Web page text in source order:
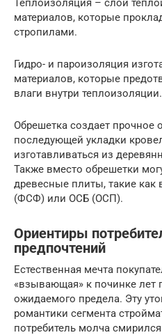
Теплоизоляция – слой
материалов, которые
стропилами.
Гидро- и пароизоляция
материалов, которые
влаги внутри теплоизоляции.
Обрешетка создает прочное
последующей укладки
изготавливаться из
Также вместо обрешетки
древесные плиты, такие как
(ФСФ) или ОСБ (ОСП).
Ориентиры
предпочтений
Естественная мечта
«взывающая» к починке лет
ожидаемого предела. Эту
романтики сегмента
потребитель молча